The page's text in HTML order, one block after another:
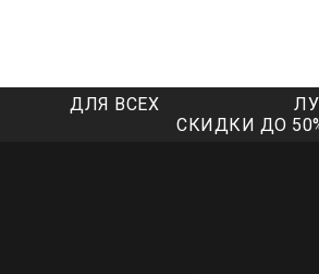
ДЛЯ ВСЕХ
СКИДКИ ДО